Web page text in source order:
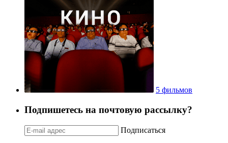
5 фильмов
Подпишетесь на почтовую рассылку?
Подписаться